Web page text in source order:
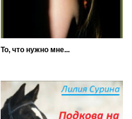
То, что нужно мне...